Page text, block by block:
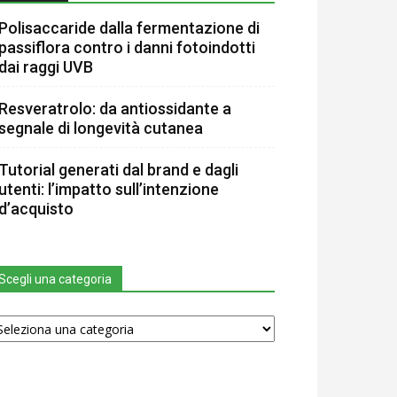
Polisaccaride dalla fermentazione di
passiflora contro i danni fotoindotti
dai raggi UVB
Resveratrolo: da antiossidante a
di longevità cutanea
Tutorial generati dal brand e dagli
utenti: l’impatto sull’intenzione
d’acquisto
una categoria